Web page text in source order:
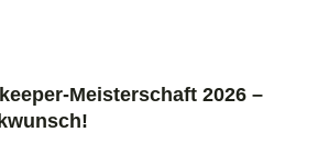
Meisterschaft 2026 –